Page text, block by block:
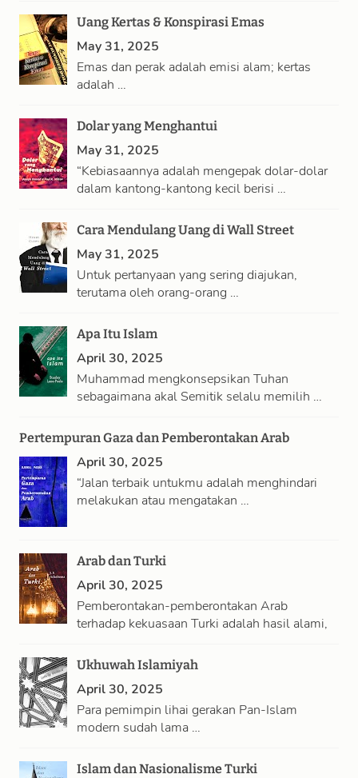
Uang Kertas & Konspirasi Emas
May 31, 2025
Emas dan perak adalah emisi alam; kertas
adalah …
Dolar yang Menghantui
May 31, 2025
“Kebiasaannya adalah mengepak dolar-dolar
dalam kantong-kantong kecil berisi …
Cara Mendulang Uang di Wall Street
May 31, 2025
Untuk pertanyaan yang sering diajukan,
terutama oleh orang-orang …
Apa Itu Islam
April 30, 2025
Muhammad mengkonsepsikan Tuhan
sebagaimana akal Semitik selalu memilih …
Pertempuran Gaza dan Pemberontakan Arab
April 30, 2025
“Jalan terbaik untukmu adalah menghindari
melakukan atau mengatakan …
Arab dan Turki
April 30, 2025
Pemberontakan-pemberontakan Arab
terhadap kekuasaan Turki adalah hasil alami,
Ukhuwah Islamiyah
April 30, 2025
Para pemimpin lihai gerakan Pan-Islam
modern sudah lama …
Islam dan Nasionalisme Turki